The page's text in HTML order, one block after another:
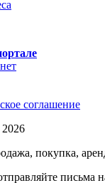
соглашение
покупка,
письма